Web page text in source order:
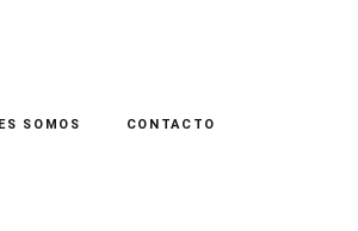
SOMOS CONTACTO